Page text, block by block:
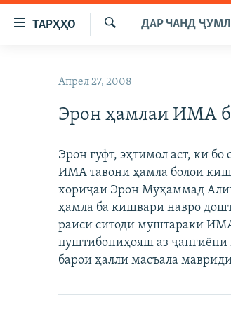
Пайвандҳои
дастрасӣ
ТАРҲҲО
ИҚТИСОД
ҚАЗИЯИ "КРОКУС"
ОСИЁИ МАРКАЗӢ
МЕҲМОНИ ОЗОДӢ
ВАРЗИШ
ГАПИ ОЗОД
РӮЗГОРИ МУҲОҶИР
ТАҲҚИҚОТ
ҶАНГ ДАР УКРАИНА
НАЗАРИ МАРДУМ
БЛОГИСТОН
ОЗОДӢ ОНЛАЙН
ЧАНДРАСОНАӢ
РӮЙХАТҲО
ДАР ЧАНД
Апрел 27, 2008
Эрон ҳамлаи ИМА
Эрон гуфт, эҳтимол аст, ки
ИМА тавони ҳамла болои
хориҷаи Эрон Муҳаммад
ҳамла ба кишвари навро
раиси ситоди муштараки
пуштибониҳояш аз ҷангиёни
барои ҳалли масъала